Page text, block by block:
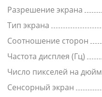
Разрешение экрана
Тип экрана
Соотношение сторон
Частота дисплея (Гц)
Число пикселей на дюйм
Сенсорный экран